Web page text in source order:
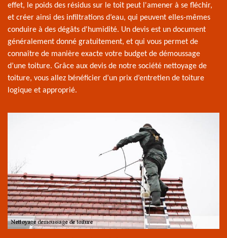
effet, le poids des résidus sur le toit peut l'amener à se fléchir,
et créer ainsi des infiltrations d’eau, qui peuvent elles-mêmes
conduire à des dégâts d'humidité. Un devis est un document
généralement donné gratuitement, et qui vous permet de
connaître de manière exacte votre budget de démoussage
d’une toiture. Grâce aux devis de notre société nettoyage de
toiture, vous allez bénéficier d’un prix d’entretien de toiture
logique et approprié.